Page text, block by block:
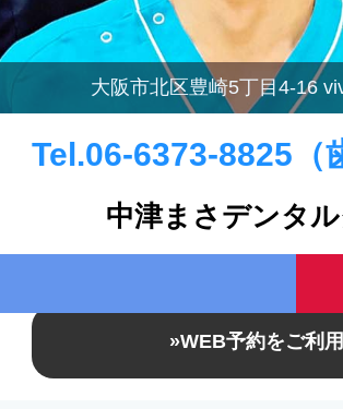
大阪市北区豊崎5丁目4-16
Tel.06-6373-8825（
中津まさデンタ
»WEB予約をご利